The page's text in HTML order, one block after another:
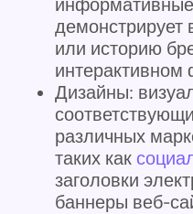
демонстрирует
или историю
интерактивном
Дизайны:
различных
таких как
заголовки
баннеры веб-